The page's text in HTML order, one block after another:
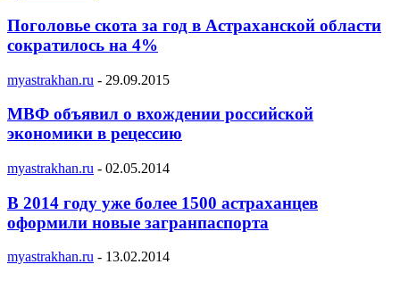
Поголовье скота за год в Астраханской области
сократилось на 4%
myastrakhan.ru - 29.09.2015
МВФ объявил о вхождении российской
экономики в рецессию
myastrakhan.ru - 02.05.2014
В 2014 году уже более 1500 астраханцев
оформили новые загранпаспорта
myastrakhan.ru - 13.02.2014